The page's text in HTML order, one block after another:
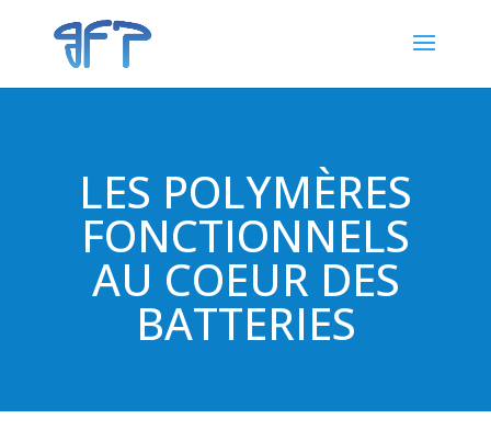
LES POLYMÈRES
FONCTIONNELS
AU COEUR DES
BATTERIES